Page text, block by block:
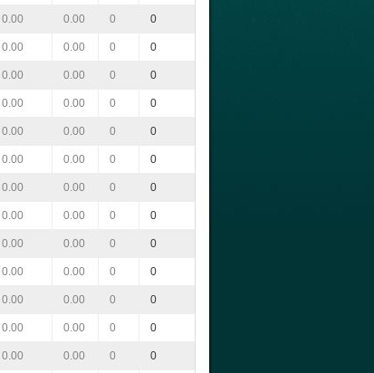
0.00 0.00 0 0
0.00 0.00 0 0
0.00 0.00 0 0
0.00 0.00 0 0
0.00 0.00 0 0
0.00 0.00 0 0
0.00 0.00 0 0
0.00 0.00 0 0
0.00 0.00 0 0
0.00 0.00 0 0
0.00 0.00 0 0
0.00 0.00 0 0
0.00 0.00 0 0